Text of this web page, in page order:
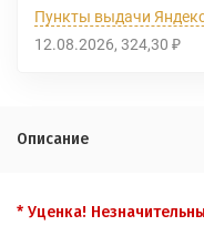
Пункты выдачи
12.08.2026 324,30 ₽
Описание
* Уценка!